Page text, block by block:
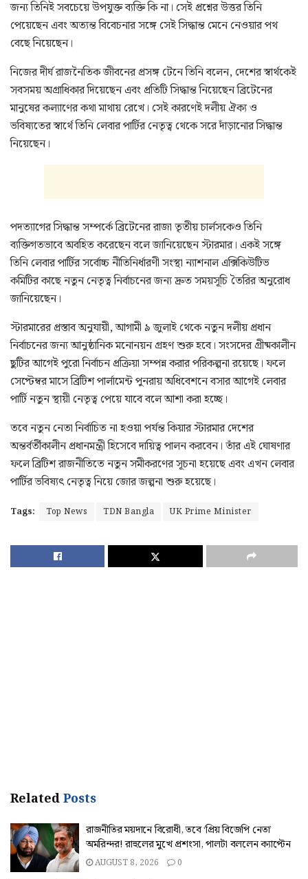
জন্য তিনিই সবচেয়ে উপযুক্ত ব্যক্তি কি না। সেই প্রশ্নের উত্তর তিনি
পেয়েছেন এবং অত্যন্ত বিবেচনার সঙ্গে সেই সিদ্ধান্ত মেনে নেওয়ার পথ
বেছে নিয়েছেন।
নিজের দীর্ঘ রাজনৈতিক জীবনের প্রসঙ্গ টেনে তিনি বলেন, দেশের স্বার্থকেই
সবসময় অগ্রাধিকার দিয়েছেন এবং প্রতিটি সিদ্ধান্ত নিয়েছেন ব্রিটেনের
মানুষের কল্যাণের কথা মাথায় রেখে। সেই কারণেই দলীয় ঐক্য ও
ভবিষ্যতের স্বার্থে তিনি লেবার পার্টির নেতৃত্ব থেকে সরে দাঁড়ানোর সিদ্ধান্ত
নিয়েছেন।
পদত্যাগের সিদ্ধান্ত সম্পর্কে ব্রিটেনের রাজা তৃতীয় চার্লসকেও তিনি
ব্যক্তিগতভাবে অবহিত করেছেন বলে জানিয়েছেন স্টারমার। একই সঙ্গে
তিনি লেবার পার্টির সর্বোচ্চ নীতিনির্ধারণী সংস্থা ন্যাশনাল এক্সিকিউটিভ
কমিটির কাছে নতুন নেতৃত্ব নির্বাচনের জন্য দ্রুত সময়সূচি তৈরির অনুরোধ
জানিয়েছেন।
স্টারমারের প্রস্তাব অনুযায়ী, আগামী ৯ জুলাই থেকে নতুন দলীয় প্রধান
নির্বাচনের জন্য আনুষ্ঠানিক মনোনয়ন গ্রহণ শুরু হবে। সংসদের গ্রীষ্মকালীন
ছুটির আগেই পুরো নির্বাচন প্রক্রিয়া সম্পন্ন করার পরিকল্পনা রয়েছে। ফলে
সেপ্টেম্বর মাসে ব্রিটিশ পার্লামেন্ট পুনরায় অধিবেশনে বসার আগেই লেবার
পার্টি নতুন স্থায়ী নেতৃত্ব পেয়ে যাবে বলে আশা করা হচ্ছে।
তবে নতুন নেতা নির্বাচিত না হওয়া পর্যন্ত কিয়ার স্টারমার দেশের
অন্তর্বর্তীকালীন প্রধানমন্ত্রী হিসেবে দায়িত্ব পালন করবেন। তাঁর এই ঘোষণার
ফলে ব্রিটিশ রাজনীতিতে নতুন সমীকরণের সূচনা হয়েছে এবং এখন লেবার
পার্টির ভবিষ্যৎ নেতৃত্ব নিয়ে জোর জল্পনা শুরু হয়েছে।
Tags: Top News TDN Bangla UK Prime Minister
RelatedPosts
রাজনীতির ময়দানে বিরোধী, তবে ‘প্রিয় বিজেপি নেতা’
অমরিন্দর! রাহুলের মুখে প্রশংসা, পালটা বললেন ক্যাপ্টেন
AUGUST 8, 2026 0